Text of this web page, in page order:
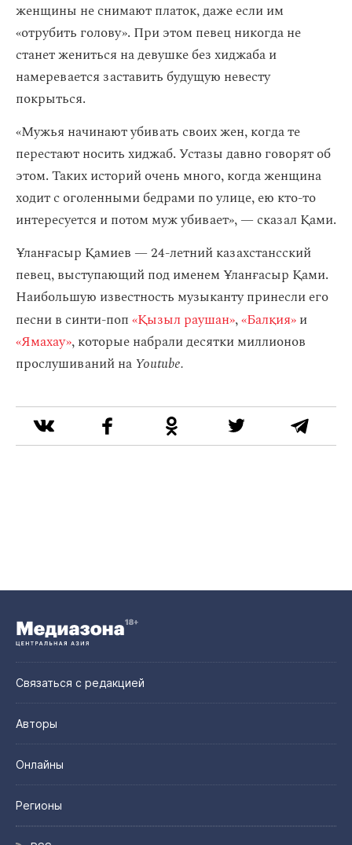
женщины не снимают платок, даже если им
«отрубить голову». При этом певец никогда не
станет жениться на девушке без хиджаба и
намеревается заставить будущую невесту
покрыться.
«Мужья начинают убивать своих жен, когда те
перестают носить хиджаб. Устазы давно говорят об
этом. Таких историй очень много, когда женщина
ходит с оголенными бедрами по улице, ею кто-то
интересуется и потом муж убивает», — сказал Қами.
Ұланғасыр Қамиев — 24-летний казахстансский
певец, выступающий под именем Ұланғасыр Қами.
Наибольшую известность музыканту принесли его
песни в синти-поп«Қызыл раушан»,«Балқия»и
«Ямахау», которые набрали десятки миллионов
прослушиваний наYoutube.
Связаться с редакцией
Авторы
Онлайны
Регионы